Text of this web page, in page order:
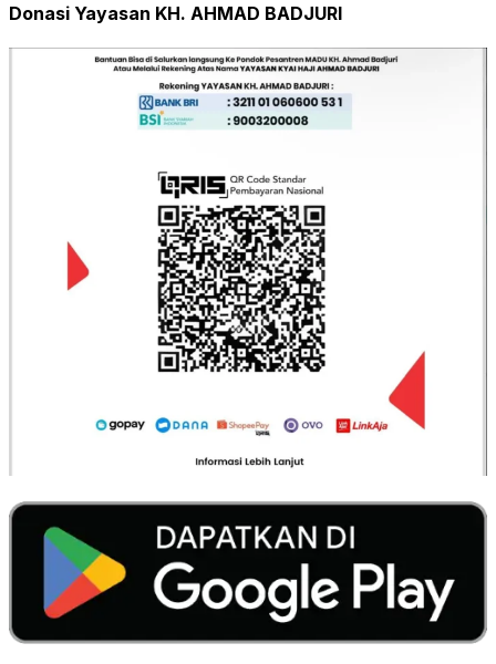
Donasi Yayasan KH. AHMAD BADJURI